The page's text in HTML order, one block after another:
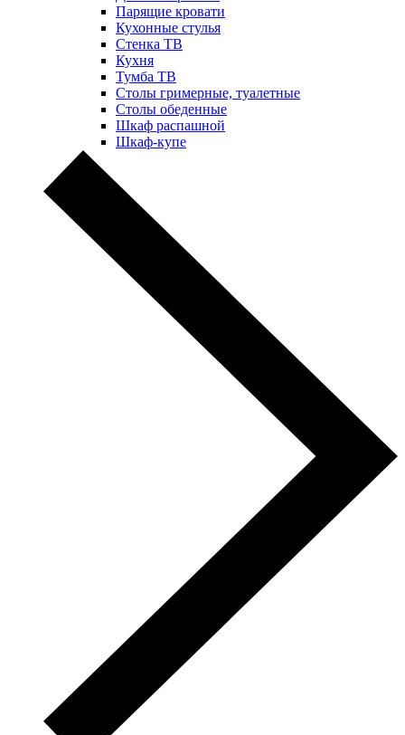
Парящие кровати
Кухонные стулья
Стенка ТВ
Кухня
Тумба ТВ
Столы гримерные, туалетные
Столы обеденные
Шкаф распашной
Шкаф-купе